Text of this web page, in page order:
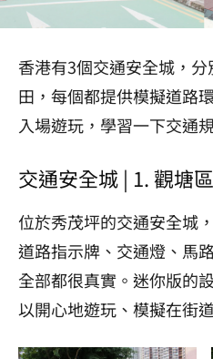
香港有3個交通安全城，
田，每個都提供模擬道路
入場遊玩，學習一下交通
交通安全城 | 1. 觀塘
位於秀茂坪的交通安全城
道路指示牌、交通燈、馬
全部都很真實。迷你版的
以開心地遊玩、模擬在街